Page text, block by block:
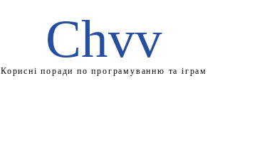
Chvv
Корисні поради по програмуванню та іграм